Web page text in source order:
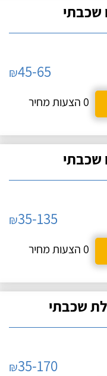
שכבתי
₪45-65
0 הצעות מחיר
שכבתי
₪35-135
0 הצעות מחיר
שכבתי
₪35-170